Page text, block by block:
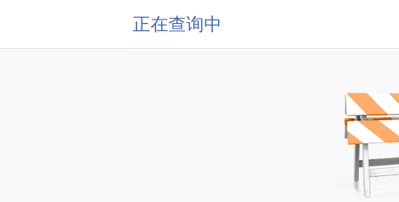
正在查询中